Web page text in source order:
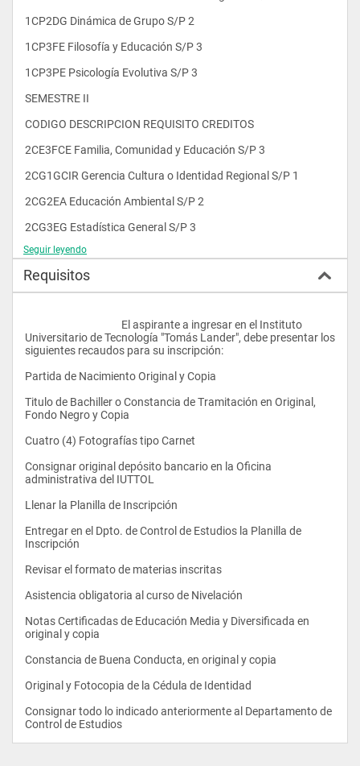
1CP2DG Dinámica de Grupo S/P 2
1CP3FE Filosofía y Educación S/P 3
1CP3PE Psicología Evolutiva S/P 3
SEMESTRE II
CODIGO DESCRIPCION REQUISITO CREDITOS
2CE3FCE Familia, Comunidad y Educación S/P 3
2CG1GCIR Gerencia Cultura o Identidad Regional S/P 1
2CG2EA Educación Ambiental S/P 2
2CG3EG Estadística General S/P 3
2CG3LE Lengua Española S/P 3
2CG3VC Venezuela Contemporánea S/P 3
2CP3SE Sociología de la Educación S/P 3
2EP2PF Pensamiento Formal 1CP3PE 2
SEMESTRE III
CODIGO DESCRIPCION REQUISITO CREDITOS
3CE2PES Puericultura y Educ. para la Salud 2CP3ES 2
3CE3MDC Metodología de la Educación Preescolar 1CG3TEI 3
3CE3PP Práctica profesional I 1CE3EPV 3
3CE3PSL Psicolingüistica 1CP3PE 3
3CG2PB Pensamiento Bolivariano S/P 2
3CP2OE Orientación Educativa 1CP2DG 2
3CP3CU Currículo 1CP3FE 3
3CP3EE Evaluación Educativa 2CP3EG 3
SEMESTRE IV
CODIGO DESCRIPCION REQUISITO CREDITOS
4CE3ED Evaluación del Desarrollo 3CP3EE 3
4CE3LEP Lectura y Escritura en Preescolar 3CE3PSL 3
4CE3MDS Metodología de la Educación Preescolar 1CP3PE 3
Seguir leyendo
Requisitos
Universitario de Tecnología "Tomás Lander", debe presentar los
siguientes recaudos para su inscripción:
Partida de Nacimiento Original y Copia
Titulo de Bachiller o Constancia de Tramitación en Original,
Fondo Negro y Copia
Cuatro (4) Fotografías tipo Carnet
Consignar original depósito bancario en la Oficina
administrativa del IUTTOL
Llenar la Planilla de Inscripción
Entregar en el Dpto. de Control de Estudios la Planilla de
Inscripción
Revisar el formato de materias inscritas
Asistencia obligatoria al curso de Nivelación
Notas Certificadas de Educación Media y Diversificada en
original y copia
Constancia de Buena Conducta, en original y copia
Original y Fotocopia de la Cédula de Identidad
Consignar todo lo indicado anteriormente al Departamento de
Control de Estudios